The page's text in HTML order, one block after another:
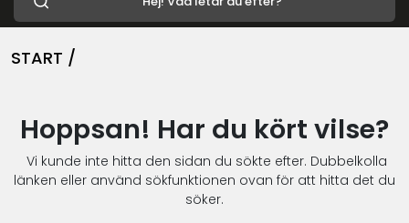
START /
Hoppsan! Har du kört vilse?
Vi kunde inte hitta den sidan du sökte efter. Dubbelkolla
länken eller använd sökfunktionen ovan för att hitta det du
söker.